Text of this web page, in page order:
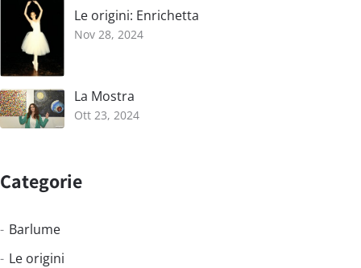
Le origini: Enrichetta
Nov 28, 2024
La Mostra
Ott 23, 2024
Categorie
Barlume
Le origini